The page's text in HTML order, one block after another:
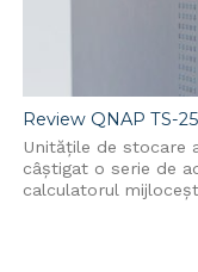
Review QNAP TS-
Unitățile de stocare
câștigat o serie de
calculatorul